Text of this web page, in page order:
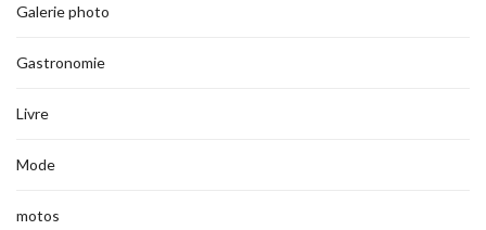
Galerie photo
Gastronomie
Livre
Mode
motos